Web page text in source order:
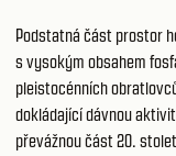
Podstatná část prostor
s vysokým obsahem
pleistocénních
dokládající dávnou
převážnou část 20.